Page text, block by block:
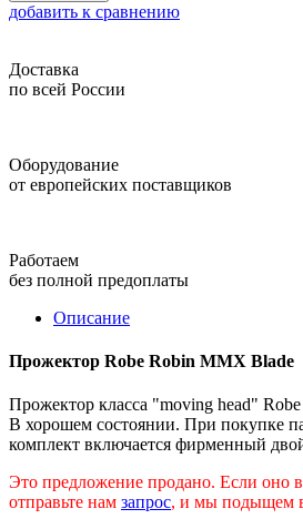
добавить к сравнению
Доставка
по всей России
Оборудование
от европейских поставщиков
Работаем
без полной предоплаты
Описание
Прожектор Robe Robin MMX Blade
Прожектор класса "moving head"
В хорошем состоянии. При покупке
комплект включается фирменный
Это предложение продано. Если оно
отправьте нам запрос, и мы подыщем